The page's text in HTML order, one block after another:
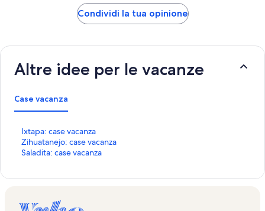
Condividi la tua opinione
Altre idee per le vacanze
Case vacanza
Ixtapa: case vacanza
L
i
n
a
Zihuatanejo: case vacanza
L
i
e
Saladita: case vacanza
L
h